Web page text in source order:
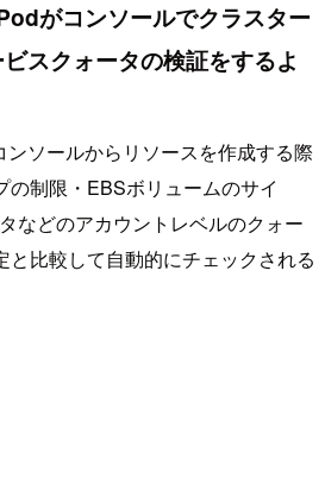
がコンソールでクラスター
スクォータの検証をするよ
ソールからリソースを作成する際
の制限・EBSボリュームのサイ
などのアカウントレベルのクォー
と比較して自動的にチェックされる